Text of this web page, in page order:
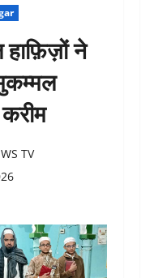
हाफ़िज़ों ने
TV